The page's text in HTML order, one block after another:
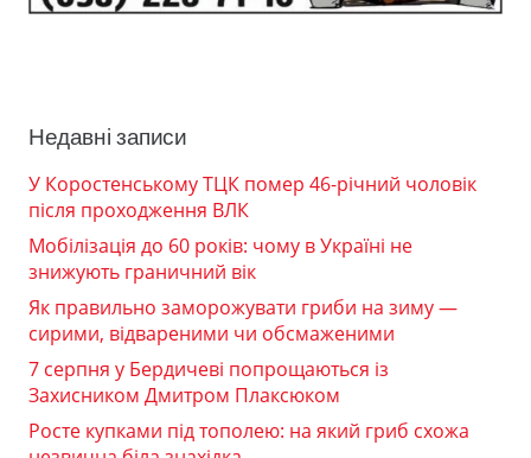
Недавні записи
У Коростенському ТЦК помер 46-річний чоловік
після проходження ВЛК
Мобілізація до 60 років: чому в Україні не
знижують граничний вік
Як правильно заморожувати гриби на зиму —
сирими, відвареними чи обсмаженими
7 серпня у Бердичеві попрощаються із
Захисником Дмитром Плаксюком
Росте купками під тополею: на який гриб схожа